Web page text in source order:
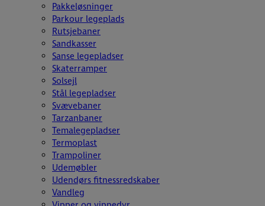
Pakkeløsninger
Parkour legeplads
Rutsjebaner
Sandkasser
Sanse legepladser
Skaterramper
Solsejl
Stål legepladser
Svævebaner
Tarzanbaner
Temalegepladser
Termoplast
Trampoliner
Udemøbler
Udendørs fitnessredskaber
Vandleg